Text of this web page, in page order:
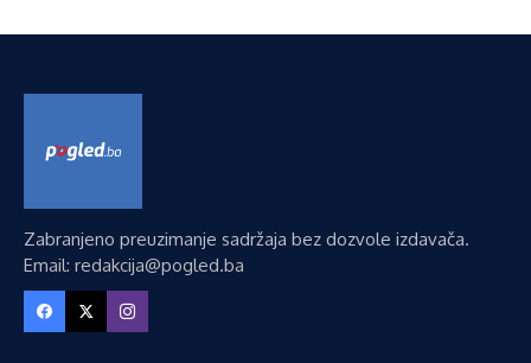
Zabranjeno preuzimanje sadržaja bez dozvole izdavača.
Email: redakcija@pogled.ba